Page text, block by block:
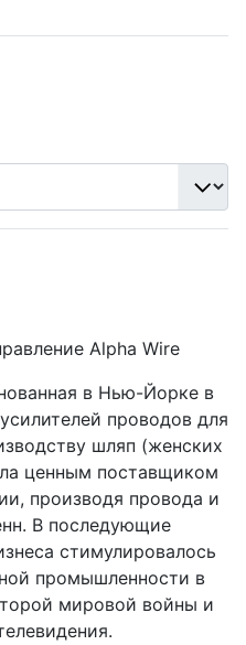
Alpha Wire
в Нью-Йорке в
проводов для
шляп (женских
ценным поставщиком
производя провода и
В последующие
стимулировалось
промышленности в
мировой войны и